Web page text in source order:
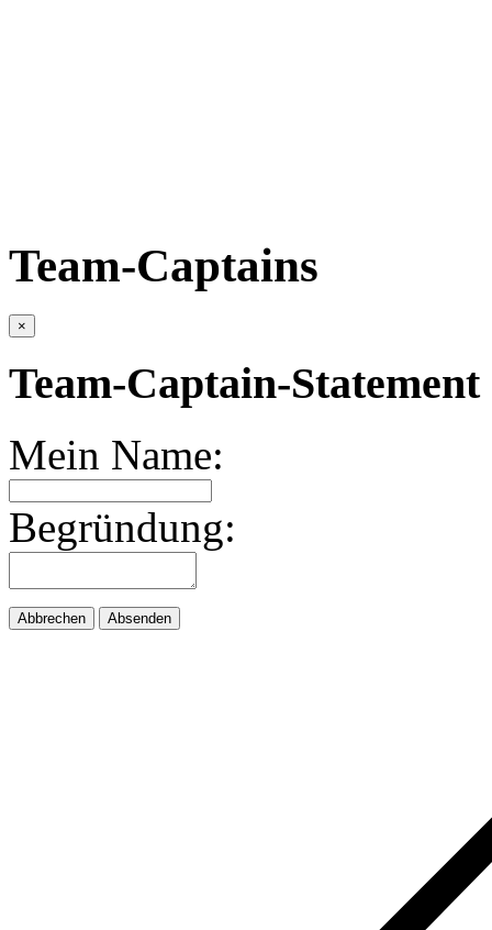
Team-Captains
×
Team-Captain-
Mein Name:
Begründung:
Abbrechen Absenden